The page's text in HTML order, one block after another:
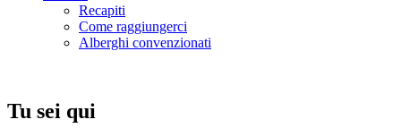
Recapiti
Come raggiungerci
Alberghi convenzionati
Tu sei qui